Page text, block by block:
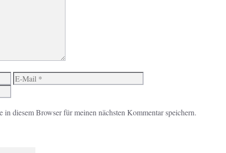
E-
diesem Browser für meinen nächsten Kommentar speichern.